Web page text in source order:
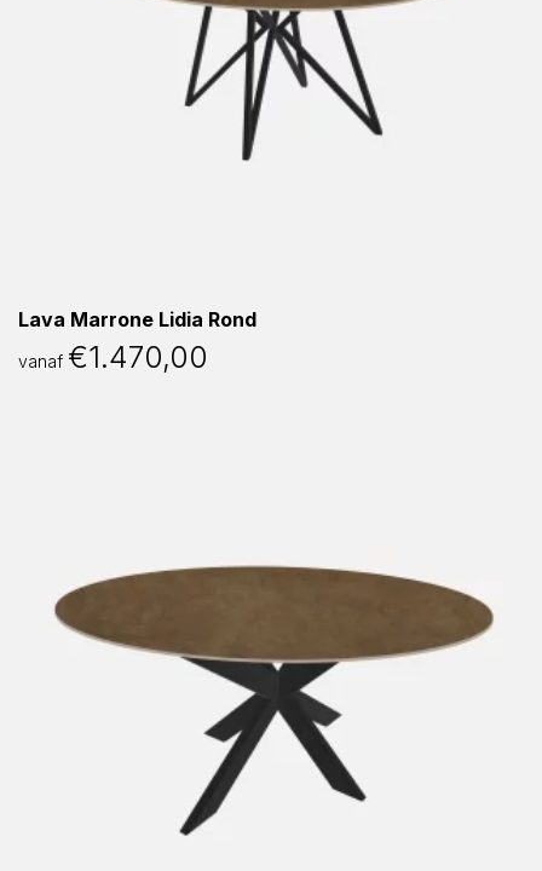
Lava Marrone Lidia Rond
vanaf €1.470,00